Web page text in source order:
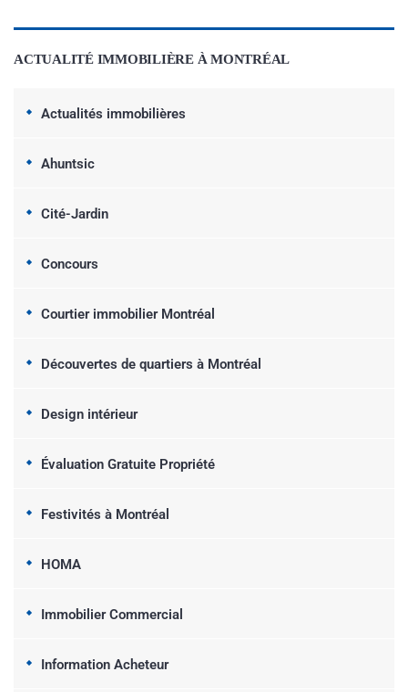
ACTUALITÉ IMMOBILIÈRE À MONTRÉAL
Actualités immobilières
Ahuntsic
Cité-Jardin
Concours
Courtier immobilier Montréal
Découvertes de quartiers à Montréal
Design intérieur
Évaluation Gratuite Propriété
Festivités à Montréal
HOMA
Immobilier Commercial
Information Acheteur